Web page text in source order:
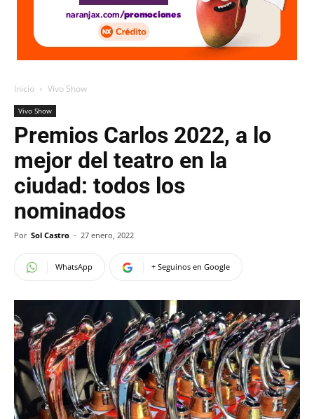
Inicio Vivo Show
Vivo Show
Premios Carlos 2022, a lo
mejor del teatro en la
ciudad: todos los
nominados
Por Sol Castro - 27 enero, 2022
WhatsApp + Seguinos en Google